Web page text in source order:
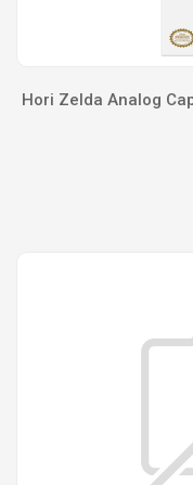
Hori Zelda Analog